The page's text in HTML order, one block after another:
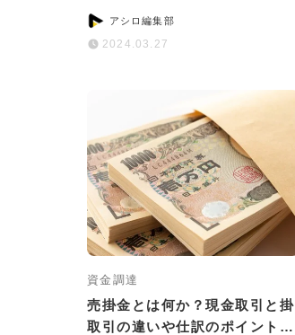
算ポイント
アシロ編集部
2024.03.27
資金調達
売掛金とは何か？現金取引と掛
取引の違いや仕訳のポイントを